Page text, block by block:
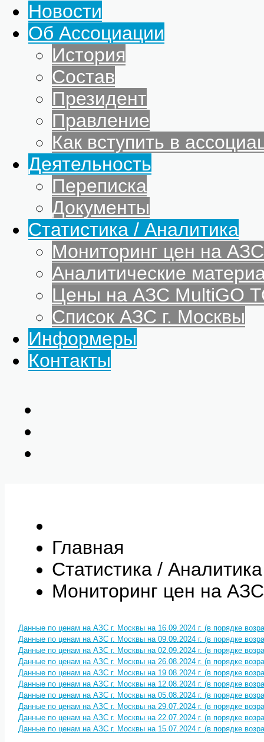
Новости
Об Ассоциации
История
Состав
Президент
Правление
Как вступить в
Деятельность
Переписка
Документы
Статистика / Аналитика
Мониторинг цен на
Аналитические
Цены на АЗС MultiGO
Список АЗС г. Москвы
Информеры
Контакты
Главная
Статистика / Аналитика
Мониторинг цен на
Данные по ценам на АЗС г. Москвы на 16.09.2024 г. (в порядке
Данные по ценам на АЗС г. Москвы на 09.09.2024 г. (в порядке
Данные по ценам на АЗС г. Москвы на 02.09.2024 г. (в порядке
Данные по ценам на АЗС г. Москвы на 26.08.2024 г. (в порядке
Данные по ценам на АЗС г. Москвы на 19.08.2024 г. (в порядке
Данные по ценам на АЗС г. Москвы на 12.08.2024 г. (в порядке
Данные по ценам на АЗС г. Москвы на 05.08.2024 г. (в порядке
Данные по ценам на АЗС г. Москвы на 29.07.2024 г. (в порядке
Данные по ценам на АЗС г. Москвы на 22.07.2024 г. (в порядке
Данные по ценам на АЗС г. Москвы на 15.07.2024 г. (в порядке